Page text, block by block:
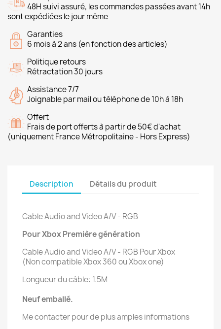
48H suivi assuré, les commandes passées avant 14h
sont expédiées le jour même
Garanties
6 mois à 2 ans (en fonction des articles)
Politique retours
Rétractation 30 jours
Assistance 7/7
Joignable par mail ou téléphone de 10h à 18h
Offert
Frais de port offerts à partir de 50€ d'achat
(uniquement France Métropolitaine - Hors Express)
Description Détails du produit
Cable Audio and Video A/V - RGB
Pour Xbox Première génération
Cable Audio and Video A/V - RGB Pour Xbox
(Non compatible Xbox 360 ou Xbox one)
Longueur du câble: 1.5M
Neuf emballé.
Me contacter pour de plus amples informations